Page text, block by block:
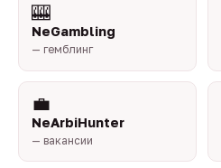
🎰
NeGambling
— гемблинг
💼
NeArbiHunter
— вакансии